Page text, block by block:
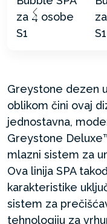
Greystone dezen
oblikom čini ovaj
jednostavna,
Greystone
mlazni sistem za
Ova linija SPA
karakteristike
sistem za
tehnologiju za